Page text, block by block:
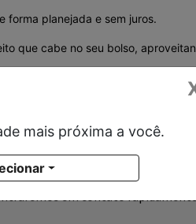
forma planejada e sem juros.
que cabe no seu bolso,
em contato
mais próxima a você.